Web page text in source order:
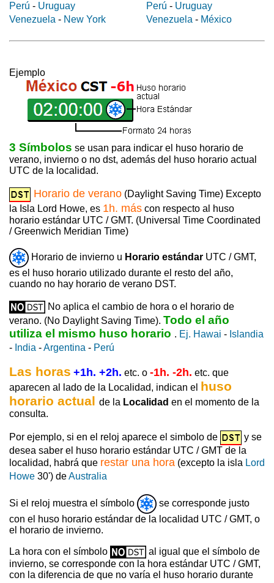
Perú - Uruguay
Venezuela - New York
Perú - Uruguay
Venezuela - México
Ejemplo
3 Símbolos se usan para indicar el huso horario de
verano, invierno o no dst, además del huso horario actual
UTC de la localidad.
Horario de verano (Daylight Saving Time) Excepto
la Isla Lord Howe, es 1h. más con respecto al huso
horario estándar UTC / GMT. (Universal Time Coordinated
/ Greenwich Meridian Time)
Horario de invierno u Horario estándar UTC / GMT,
es el huso horario utilizado durante el resto del año,
cuando no hay horario de verano DST.
No aplica el cambio de hora o el horario de
verano. (No Daylight Saving Time). Todo el año
utiliza el mismo huso horario . Ej. Hawai - Islandia
- India -Argentina - Perú
Las horas +1h. +2h. etc. o -1h. -2h. etc. que
aparecen al lado de la Localidad, indican el huso
horario actual de la Localidad en el momento de la
consulta.
Por ejemplo, si en el reloj aparece el simbolo de
y se
desea saber el huso horario estándar UTC / GMT de la
localidad, habrá que restar una hora (excepto la isla Lord
Howe 30') deAustralia
Si el reloj muestra el símbolo
se corresponde justo
con el huso horario estándar de la localidad UTC / GMT, o
el horario de invierno.
La hora con el símbolo
al igual que el símbolo de
invierno, se corresponde con la hora estándar UTC / GMT,
con la diferencia de que no varía el huso horario durante